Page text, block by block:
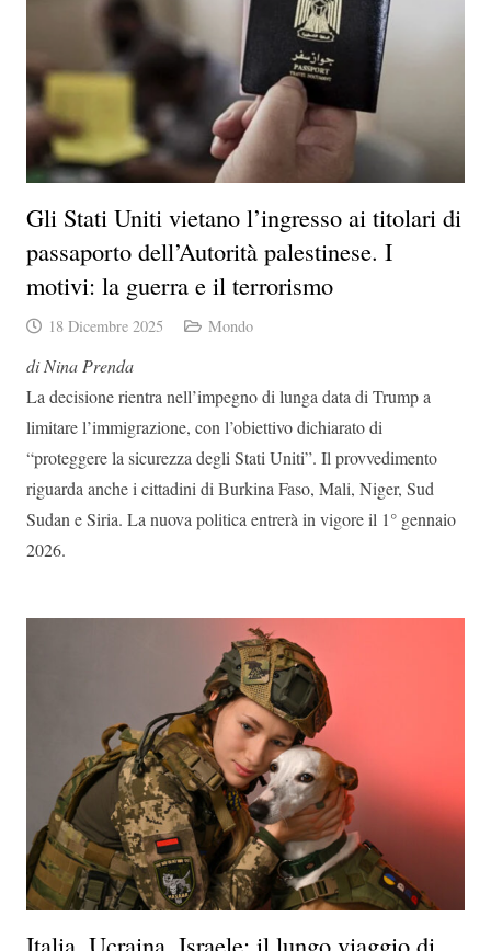
Gli Stati Uniti vietano l’ingresso ai titolari di
passaporto dell’Autorità palestinese. I
motivi: la guerra e il terrorismo
18 Dicembre 2025 Mondo
di Nina Prenda
La decisione rientra nell’impegno di lunga data di Trump a
limitare l’immigrazione, con l’obiettivo dichiarato di
“proteggere la sicurezza degli Stati Uniti”. Il provvedimento
riguarda anche i cittadini di Burkina Faso, Mali, Niger, Sud
Sudan e Siria. La nuova politica entrerà in vigore il 1° gennaio
2026.
Italia, Ucraina, Israele: il lungo viaggio di